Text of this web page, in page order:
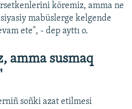
köremiz, amma ne
siyasiy mabüslerge kelgende
ete", - dep ayttı o.
amma susmaq
soñki azat etilmesi